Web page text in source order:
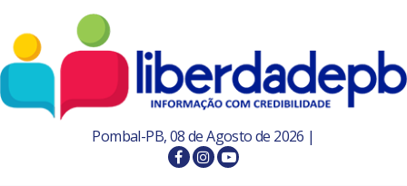
Pombal-PB, 08 de Agosto de 2026 |